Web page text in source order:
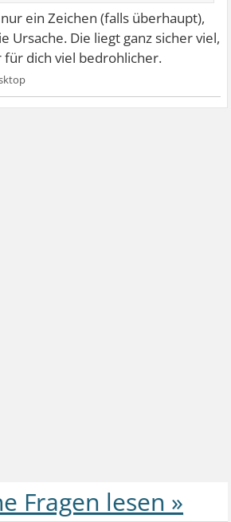
ein Zeichen (falls überhaupt),
Ursache. Die liegt ganz sicher viel,
dich viel bedrohlicher.